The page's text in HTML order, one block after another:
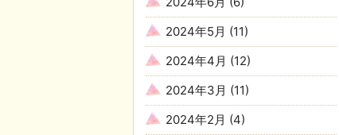
2024年5月 (11)
2024年4月 (12)
2024年3月 (11)
2024年2月 (4)